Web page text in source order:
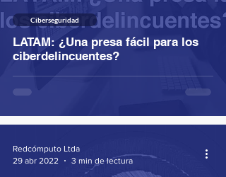
LATAM: ¿Una presa fácil para los
ciberdelincuentes?
Ciberseguridad
Redcómputo Ltda
29 abr 2022
3 min de lectura